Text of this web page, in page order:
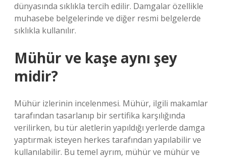
dünyasında sıklıkla tercih edilir. Damgalar özellikle
muhasebe belgelerinde ve diğer resmi belgelerde
sıklıkla kullanılır.
Mühür ve kaşe aynı şey
midir?
Mühür izlerinin incelenmesi. Mühür, ilgili makamlar
tarafından tasarlanıp bir sertifika karşılığında
verilirken, bu tür aletlerin yapıldığı yerlerde damga
yaptırmak isteyen herkes tarafından yapılabilir ve
kullanılabilir. Bu temel ayrım, mühür ve mühür ve